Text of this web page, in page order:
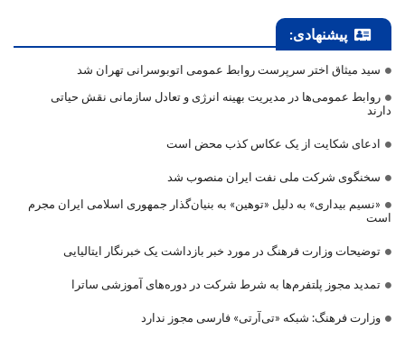
پیشنهادی:
سید میثاق اختر سرپرست روابط عمومی اتوبوسرانی تهران شد
روابط عمومی‌ها در مدیریت بهینه انرژی و تعادل سازمانی نقش حیاتی
دارند
ادعای شکایت از یک عکاس کذب محض است
سخنگوی شرکت ملی نفت ایران منصوب شد
«نسیم بیداری» به دلیل «توهین» به بنیان‌گذار جمهوری اسلامی ایران مجرم
است
توضیحات وزارت فرهنگ در مورد خبر بازداشت یک خبرنگار ایتالیایی
تمدید مجوز پلتفرم‌ها به شرط شرکت در دوره‌های آموزشی ساترا
وزارت فرهنگ: شبکه «تی‌آرتی» فارسی مجوز ندارد